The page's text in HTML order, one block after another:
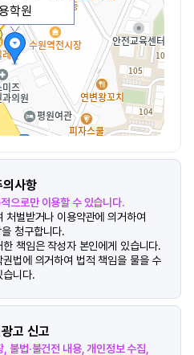
학원
의사항
으로만 이용할 수 있습니다.
처벌받거나 이용약관에 의거하여
청구합니다.
책임은 작성자 본인에게 있습니다.
법에 의거하여 법적 책임을 물을 수
습니다.
고 신고
불법·불건전 내용, 개인정보 수집,